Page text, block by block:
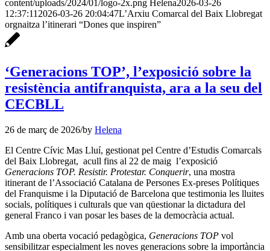
content/uploads/2024/01/logo-2x.png Helena2026-03-26
12:37:11 2026-03-26 20:04:47L’Arxiu Comarcal del Baix Llobregat
orgnaitza l’itinerari “Dones que inspiren”
‘Generacions TOP’, l’exposició sobre la
resistència antifranquista, ara a la seu del
CECBLL
26 de març de 2026/by Helena
El Centre Cívic Mas Lluí, gestionat pel Centre d’Estudis Comarcals
del Baix Llobregat, acull fins al 22 de maig l’exposició
Generacions TOP. Resistir. Protestar. Conquerir, una mostra
itinerant de l’Associació Catalana de Persones Ex-preses Polítiques
del Franquisme i la Diputació de Barcelona que testimonia les lluites
socials, polítiques i culturals que van qüestionar la dictadura del
general Franco i van posar les bases de la democràcia actual.
Amb una oberta vocació pedagògica, Generacions TOP vol
sensibilitzar especialment les noves generacions sobre la importància